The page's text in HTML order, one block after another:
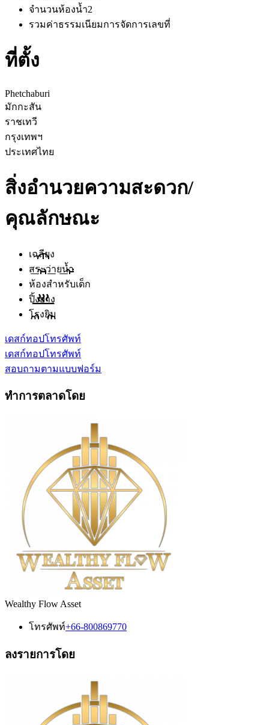
จำนวนห้องน้ำ2
รวมค่าธรรมเนียมการจัดการเลขที่
ที่ตั้ง
Phetchaburi
มักกะสัน
ราชเทวี
กรุงเทพฯ
ประเทศไทย
สิ่งอำนวยความสะดวก/
คุณลักษณะ
เฉลียง
สระว่ายน้ำ
ห้องสำหรับเด็ก
ปิ้งย่าง
โรงยิม
เดสก์ทอปโทรศัพท์
เดสก์ทอปโทรศัพท์
สอบถามตามแบบฟอร์ม
ทำการตลาดโดย
Wealthy Flow Asset
โทรศัพท์+66-800869770
ลงรายการโดย